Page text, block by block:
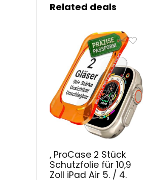
Related deals
, ProCase 2 Stück
Schutzfolie für 10,9
Zoll iPad Air 5. / 4.